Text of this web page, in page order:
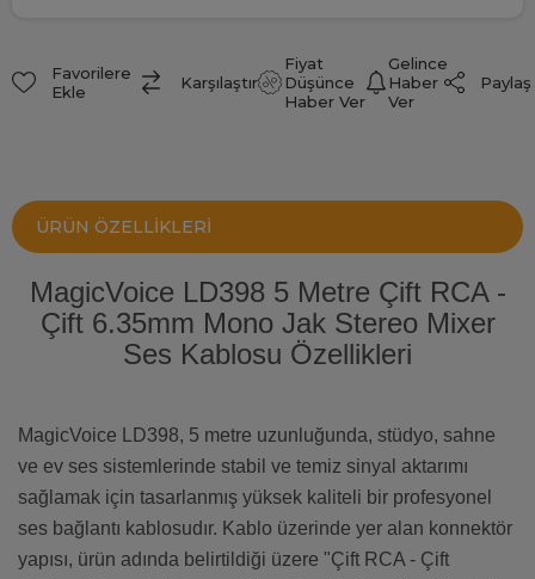
Favorilere
Ekle
Karşılaştır
Fiyat
Düşünce
Haber Ver
Gelince
Haber
Ver
Paylaş
ÜRÜN ÖZELLIKLERI
MagicVoice LD398 5 Metre Çift RCA -
Çift 6.35mm Mono Jak Stereo Mixer
Ses Kablosu Özellikleri
MagicVoice LD398, 5 metre uzunluğunda, stüdyo, sahne
ve ev ses sistemlerinde stabil ve temiz sinyal aktarımı
sağlamak için tasarlanmış yüksek kaliteli bir profesyonel
ses bağlantı kablosudır. Kablo üzerinde yer alan konnektör
yapısı, ürün adında belirtildiği üzere "Çift RCA - Çift